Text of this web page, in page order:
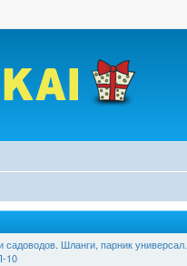
Шланги, парник универсал.
10